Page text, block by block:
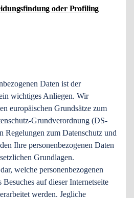
oder Profiling
Daten ist der
wichtiges Anliegen. Wir
europäischen Grundsätze zum
Grundverordnung (DS-
Regelungen zum Datenschutz und
Ihre personenbezogenen Daten
Grundlagen.
welche personenbezogenen
auf dieser Internetseite
werden. Jegliche